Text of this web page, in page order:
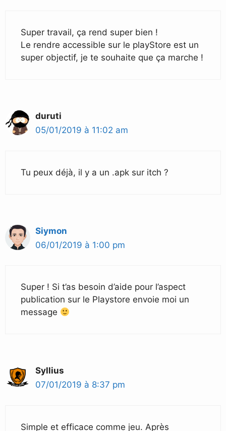
Super travail, ça rend super bien !
Le rendre accessible sur le playStore est un
super objectif, je te souhaite que ça marche !
duruti
05/01/2019 à 11:02 am
Tu peux déjà, il y a un .apk sur itch ?
Siymon
06/01/2019 à 1:00 pm
Super ! Si t’as besoin d’aide pour l’aspect
publication sur le Playstore envoie moi un
message
Syllius
07/01/2019 à 8:37 pm
Simple et efficace comme jeu. Après